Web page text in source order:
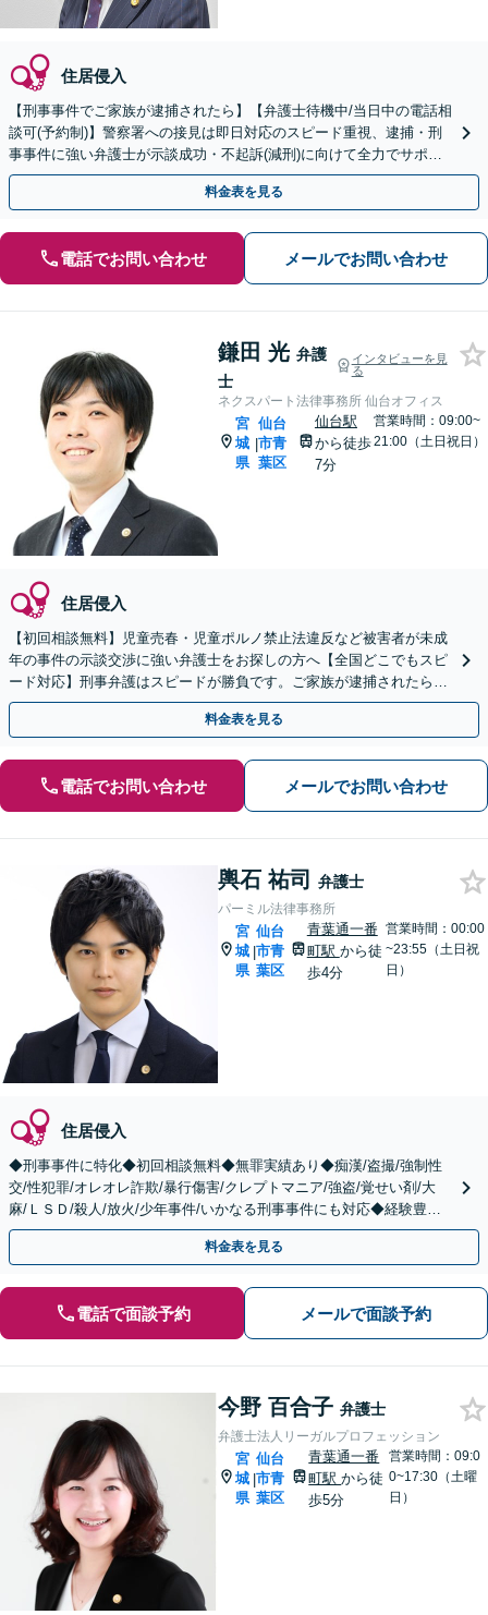
住居侵入
【刑事事件でご家族が逮捕されたら】【弁護士待機中/当日中の電話相
談可(予約制)】警察署への接見は即日対応のスピード重視、逮捕・刑
事事件に強い弁護士が示談成功・不起訴(減刑)に向けて全力でサポー
トします。【加害者側の相談専門】
料金表を見る
電話でお問い合わせ メールでお問い合わせ
鎌田 光 弁護
士
インタビューを見
る
ネクスパート法律事務所 仙台オフィス
宮
城
県
|
仙台
市青
葉区
仙台駅
から徒歩
7分
営業時間：09:00~
21:00（土日祝日）
住居侵入
【初回相談無料】児童売春・児童ポルノ禁止法違反など被害者が未成
年の事件の示談交渉に強い弁護士をお探しの方へ【全国どこでもスピ
ード対応】刑事弁護はスピードが勝負です。ご家族が逮捕されたら一
刻も早くご相談ください【24時間365日相談受付】
料金表を見る
電話でお問い合わせ メールでお問い合わせ
輿石 祐司 弁護士
パーミル法律事務所
宮
城
県
|
仙台
市青
葉区
青葉通一番
町駅 から徒
歩4分
営業時間：00:00
~23:55（土日祝
日）
住居侵入
◆刑事事件に特化◆初回相談無料◆無罪実績あり◆痴漢/盗撮/強制性
交/性犯罪/オレオレ詐欺/暴行傷害/クレプトマニア/強盗/覚せい剤/大
麻/ＬＳＤ/殺人/放火/少年事件/いかなる刑事事件にも対応◆経験豊富
◆まずはご相談下さい。
料金表を見る
電話で面談予約 メールで面談予約
今野 百合子 弁護士
弁護士法人リーガルプロフェッション
宮
城
県
|
仙台
市青
葉区
青葉通一番
町駅から徒
歩5分
営業時間：09:0
0~17:30（土曜
日）